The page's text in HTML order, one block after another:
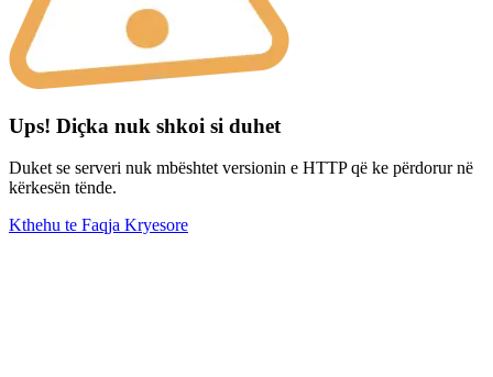
Ups! Diçka nuk shkoi si duhet
Duket se serveri nuk mbështet versionin e HTTP që ke përdorur në
kërkesën tënde.
Kthehu te Faqja Kryesore